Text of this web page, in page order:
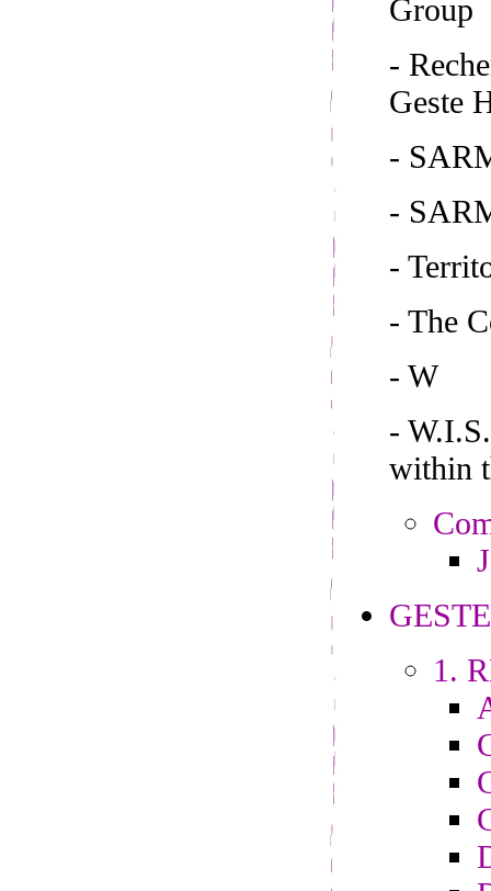
Group
-
Geste
-
-
-
- The
- W
-
within
1.